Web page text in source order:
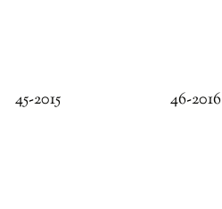
45-2015
46-2016